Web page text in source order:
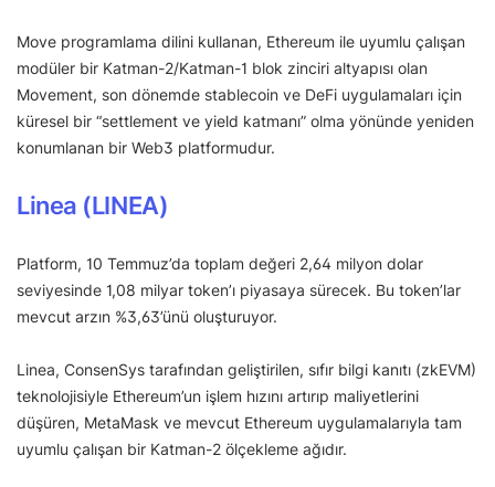
Move programlama dilini kullanan, Ethereum ile uyumlu çalışan
modüler bir Katman-2/Katman-1 blok zinciri altyapısı olan
Movement, son dönemde stablecoin ve DeFi uygulamaları için
küresel bir “settlement ve yield katmanı” olma yönünde yeniden
konumlanan bir Web3 platformudur.
Linea (LINEA)
Platform, 10 Temmuz’da toplam değeri 2,64 milyon dolar
seviyesinde 1,08 milyar token’ı piyasaya sürecek. Bu token’lar
mevcut arzın %3,63’ünü oluşturuyor.
Linea, ConsenSys tarafından geliştirilen, sıfır bilgi kanıtı (zkEVM)
teknolojisiyle Ethereum’un işlem hızını artırıp maliyetlerini
düşüren, MetaMask ve mevcut Ethereum uygulamalarıyla tam
uyumlu çalışan bir Katman-2 ölçekleme ağıdır.